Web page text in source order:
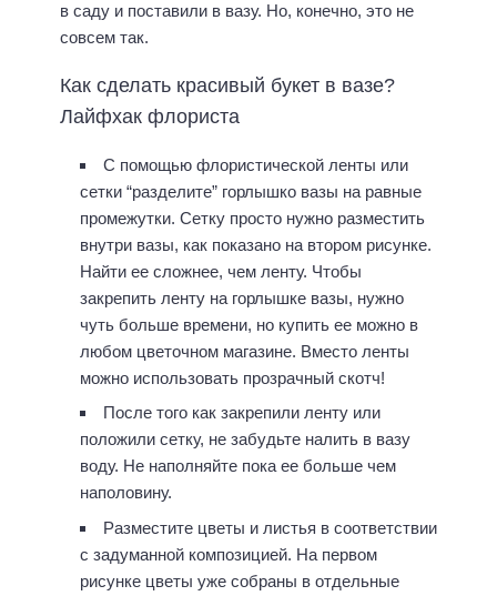
в саду и поставили в вазу. Но, конечно, это не
совсем так.
Как сделать красивый букет в вазе?
Лайфхак флориста
С помощью флористической ленты или
сетки “разделите” горлышко вазы на равные
промежутки. Сетку просто нужно разместить
внутри вазы, как показано на втором рисунке.
Найти ее сложнее, чем ленту. Чтобы
закрепить ленту на горлышке вазы, нужно
чуть больше времени, но купить ее можно в
любом цветочном магазине. Вместо ленты
можно использовать прозрачный скотч!
После того как закрепили ленту или
положили сетку, не забудьте налить в вазу
воду. Не наполняйте пока ее больше чем
наполовину.
Разместите цветы и листья в соответствии
с задуманной композицией. На первом
рисунке цветы уже собраны в отдельные